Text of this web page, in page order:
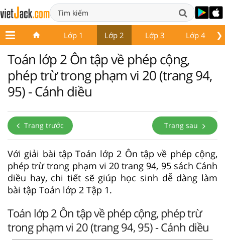
❯
Lớp 1 Lớp 2 Lớp 3 Lớp 4
Toán lớp 2 Ôn tập về phép cộng,
phép trừ trong phạm vi 20 (trang 94,
95) - Cánh diều
Trang trước Trang sau
Với giải bài tập Toán lớp 2 Ôn tập về phép cộng,
phép trừ trong phạm vi 20 trang 94, 95 sách Cánh
diều hay, chi tiết sẽ giúp học sinh dễ dàng làm
bài tập Toán lớp 2 Tập 1.
Toán lớp 2 Ôn tập về phép cộng, phép trừ
trong phạm vi 20 (trang 94, 95) - Cánh diều